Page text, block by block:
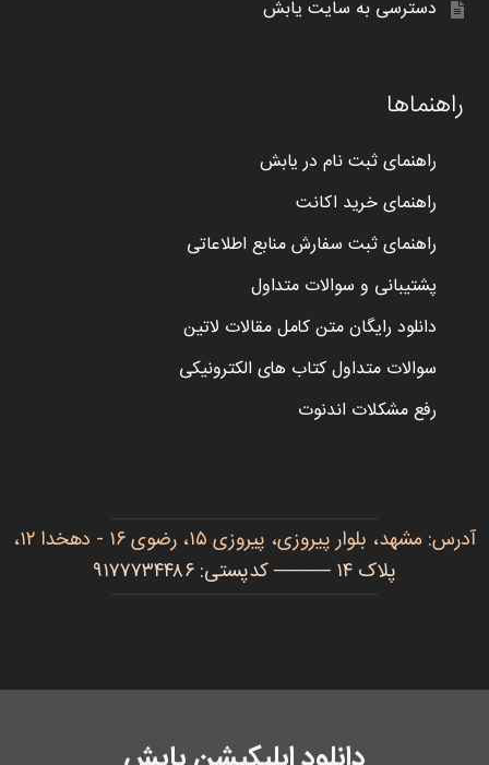
دسترسی به سایت یابش
راهنماها
راهنمای ثبت نام در یابش
راهنمای خرید اکانت
راهنمای ثبت سفارش منابع اطلاعاتی
پشتیبانی و سوالات متداول
دانلود رایگان متن کامل مقالات لاتین
سوالات متداول کتاب های الکترونیکی
رفع مشکلات اندنوت
آدرس: مشهد، بلوار پیروزی، پیروزی ۱۵، رضوی ۱۶ - دهخدا ۱۲،
پلاک ۱۴ ──── کدپستی: ۹۱۷۷۷۳۴۴۸۶